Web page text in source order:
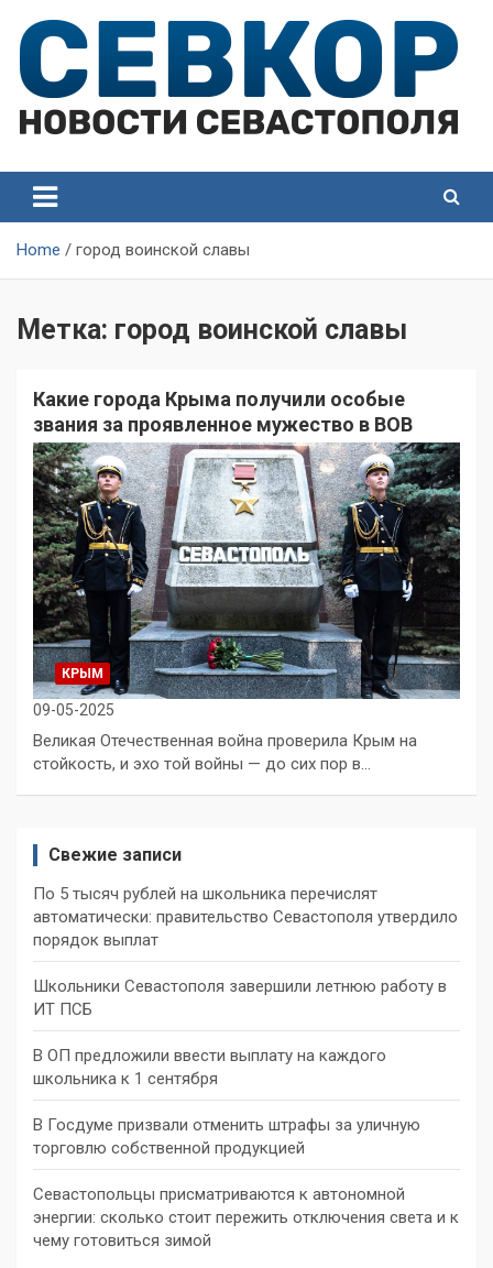
content
Севастополя
Севастополя
Home город воинской славы
Метка: город воинской славы
Какие города Крыма получили особые
звания за проявленное мужество в ВОВ
КРЫМ
09-05-2025
Великая Отечественная война проверила Крым на
стойкость, и эхо той войны — до сих пор в…
Свежие записи
По 5 тысяч рублей на школьника перечислят
автоматически: правительство Севастополя утвердило
порядок выплат
Школьники Севастополя завершили летнюю работу в
ИТ ПСБ
В ОП предложили ввести выплату на каждого
школьника к 1 сентября
В Госдуме призвали отменить штрафы за уличную
торговлю собственной продукцией
Севастопольцы присматриваются к автономной
энергии: сколько стоит пережить отключения света и к
чему готовиться зимой